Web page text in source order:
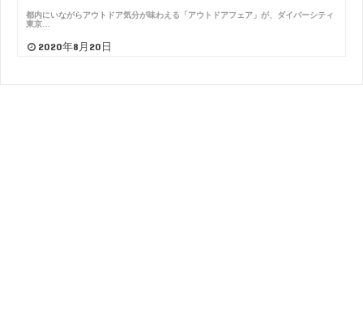
都内にいながらアウトドア気分が味わえる「アウトドアフェア」が、ダイバーシティ
東京…
2020年8月20日